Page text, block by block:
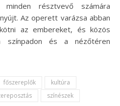
minden résztvevő számára
Az operett varázsa abban
az embereket, és közös
színpadon és a nézőtéren
főszereplők
kultúra
színészek